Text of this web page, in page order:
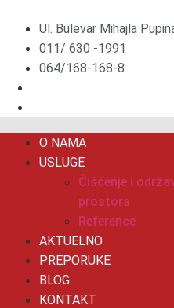
садржај
Ul. Bulevar Mihajla
011/ 630 -1991
064/168-168-8
O NAMA
USLUGE
Čišćenje i
prostora
Reference
AKTUELNO
PREPORUKE
BLOG
KONTAKT